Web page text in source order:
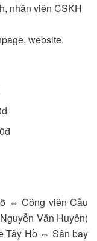
nhân viên CSKH
website.
⇔ Công viên Cầu
Văn Huyên)
Tây Hồ ⇔ Sân bay